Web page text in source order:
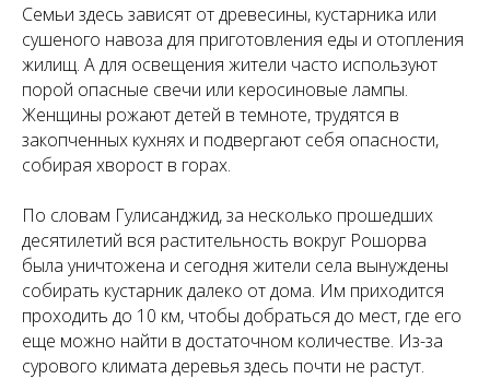
Семьи здесь зависят от древесины, кустарника или
сушеного навоза для приготовления еды и отопления
жилищ. А для освещения жители часто используют
порой опасные свечи или керосиновые лампы.
Женщины рожают детей в темноте, трудятся в
закопченных кухнях и подвергают себя опасности,
собирая хворост в горах.
По словам Гулисанджид, за несколько прошедших
десятилетий вся растительность вокруг Рошорва
была уничтожена и сегодня жители села вынуждены
собирать кустарник далеко от дома. Им приходится
проходить до 10 км, чтобы добраться до мест, где его
еще можно найти в достаточном количестве. Из-за
сурового климата деревья здесь почти не растут.